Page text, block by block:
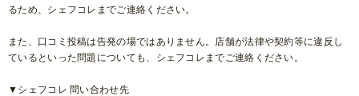
るため、シェフコレまでご連絡ください。
また、口コミ投稿は告発の場ではありません。店舗が法律や契約等に違反し
ているといった問題についても、シェフコレまでご連絡ください。
▼シェフコレ 問い合わせ先